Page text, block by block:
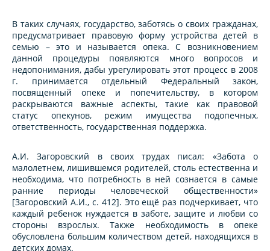
В таких случаях, государство, заботясь о своих гражданах,
предусматривает правовую форму устройства детей в
семью – это и называется опека. С возникновением
данной процедуры появляются много вопросов и
недопонимания, дабы урегулировать этот процесс в 2008
г. принимается отдельный Федеральный закон,
посвященный опеке и попечительству, в котором
раскрываются важные аспекты, такие как правовой
статус опекунов, режим имущества подопечных,
ответственность, государственная поддержка.
А.И. Загоровский в своих трудах писал: «Забота о
малолетнем, лишившемся родителей, столь естественна и
необходима, что потребность в ней сознается в самые
ранние периоды человеческой общественности»
[Загоровский А.И., с. 412]. Это ещё раз подчеркивает, что
каждый ребенок нуждается в заботе, защите и любви со
стороны взрослых. Также необходимость в опеке
обусловлена большим количеством детей, находящихся в
детских домах.